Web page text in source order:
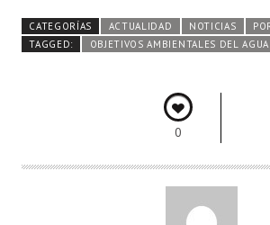
b
o
itt
er
ts
A
e
dI
m
pa
CATEGORÍAS ACTUALIDAD NOTICIAS
TAGGED:
OBJETIVOS AMBIENTALES DEL AGUA
0